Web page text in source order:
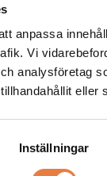
anpassa
Vi
analysföretag
Inställningar